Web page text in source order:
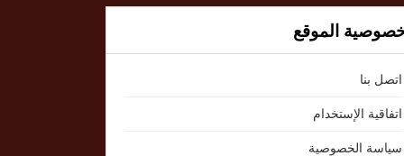
الموقع
اتصل بنا
اتفاقية الإستخدام
سياسة الخصوصية